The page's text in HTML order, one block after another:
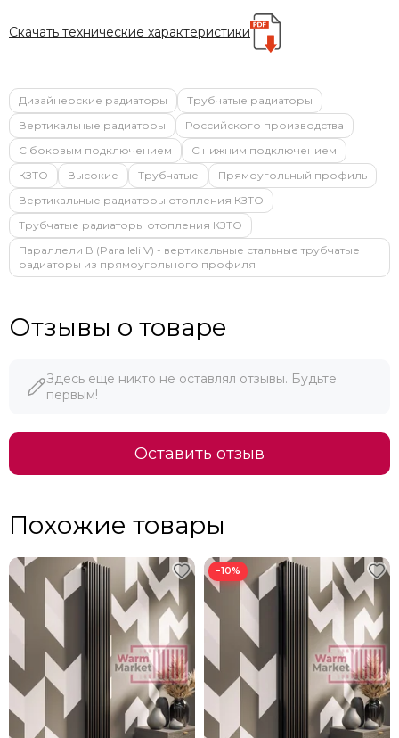
Скачать технические характеристики
Дизайнерские радиаторы
Трубчатые радиаторы
Вертикальные радиаторы
Российского производства
С боковым подключением
С нижним подключением
КЗТО
Высокие Трубчатые
Прямоугольный профиль
Вертикальные радиаторы отопления КЗТО
Трубчатые радиаторы отопления КЗТО
Параллели В (Paralleli V) - вертикальные стальные трубчатые
радиаторы из прямоугольного профиля
Отзывы о товаре
Здесь еще никто не оставлял отзывы. Будьте
первым!
Оставить отзыв
Похожие товары
−10%